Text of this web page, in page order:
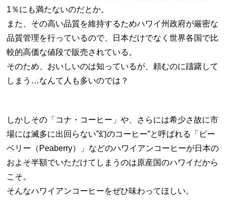
1％にも満たないのだとか。
また、その高い品質を維持するためハワイ州政府が厳密な
品質管理を行っているので、日本だけでなく世界各国で比
較的高価な値段で販売されている。
そのため、おいしいのは知っているが、頼むのに躊躇して
しまう…なんて人も多いのでは？
しかしその「コナ・コーヒー」や、さらには希少さ故に市
場には滅多に出回らない”幻のコーヒー”と呼ばれる「ピー
ベリー（Peaberry）」などのハワイアンコーヒーが日本の
およそ半額でいただけてしまうのは原産国のハワイだから
こそ。
そんなハワイアンコーヒーをぜひ味わってほしい。